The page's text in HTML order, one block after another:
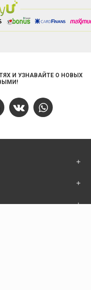
И УЗНАВАЙТЕ О НОВЫХ